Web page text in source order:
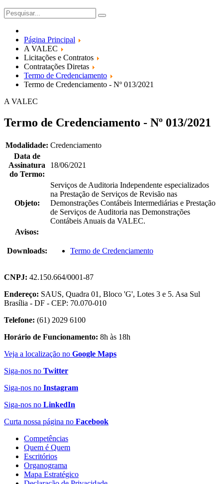
Página Principal
A VALEC
Licitações e Contratos
Contratações Diretas
Termo de Credenciamento
Termo de Credenciamento - Nº 013/2021
A VALEC
Termo de Credenciamento - Nº 013/2021
Modalidade: Credenciamento
Data de
Assinatura
do Termo:
18/06/2021
Objeto:
Serviços de Auditoria Independente especializados
na Prestação de Serviços de Revisão nas
Demonstrações Contábeis Intermediárias e Prestação
de Serviços de Auditoria nas Demonstrações
Contábeis Anuais da VALEC.
Avisos:
Downloads: Termo de Credenciamento
CNPJ: 42.150.664/0001-87
Endereço: SAUS, Quadra 01, Bloco 'G', Lotes 3 e 5. Asa Sul
Brasília - DF - CEP: 70.070-010
Telefone: (61) 2029 6100
Horário de Funcionamento: 8h às 18h
Veja a localização no Google Maps
Siga-nos no Twitter
Siga-nos no Instagram
Siga-nos no LinkedIn
Curta nossa página no Facebook
Competências
Quem é Quem
Escritórios
Organograma
Mapa Estratégico